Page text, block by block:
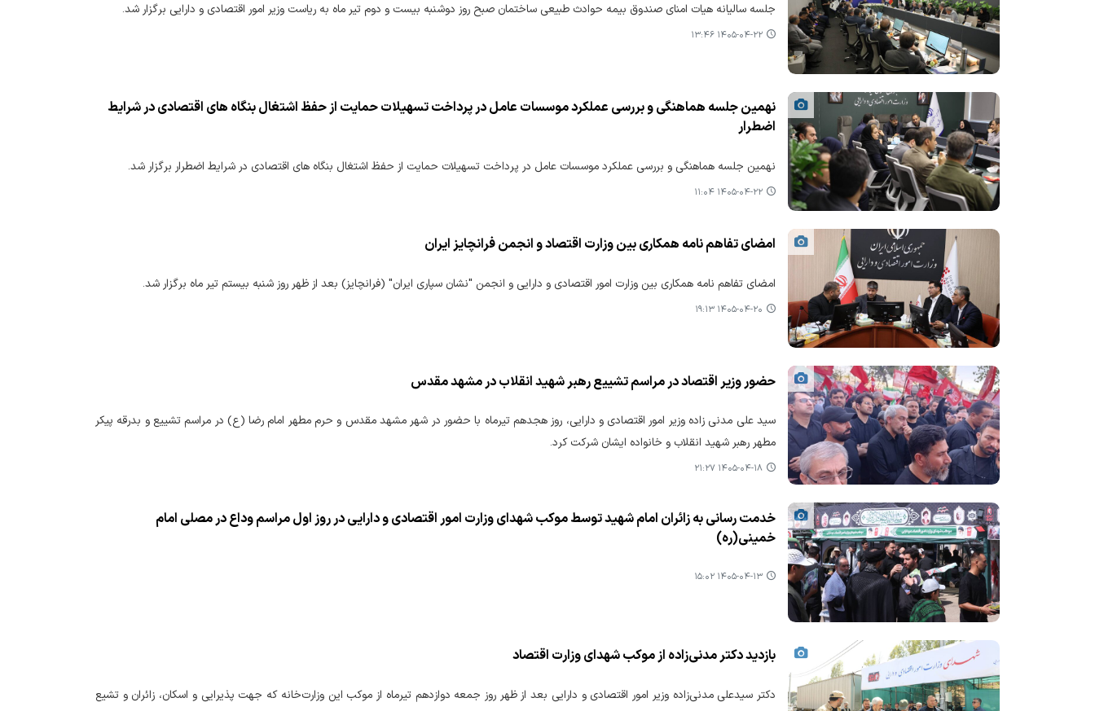
جلسه سالیانه هیات امنای صندوق بیمه حوادث طبیعی ساختمان صبح روز دوشنبه بیست و دوم تیر ماه به ریاست وزیر امور اقتصادی و دارایی برگزار شد.
۱۴۰۵-۰۴-۲۲ ۱۳:۴۶
نهمین جلسه هماهنگی و بررسی عملکرد موسسات عامل در پرداخت تسهیلات حمایت از حفظ اشتغال بنگاه های اقتصادی در شرایط
اضطرار
نهمین جلسه هماهنگی و بررسی عملکرد موسسات عامل در پرداخت تسهیلات حمایت از حفظ اشتغال بنگاه های اقتصادی در شرایط اضطرار برگزار شد.
۱۴۰۵-۰۴-۲۲ ۱۱:۰۴
امضای تفاهم نامه همکاری بین وزارت اقتصاد و انجمن فرانچایز ایران
امضای تفاهم نامه همکاری بین وزارت امور اقتصادی و دارایی و انجمن "نشان سپاری ایران" (فرانچایز) بعد از ظهر روز شنبه بیستم تیر ماه برگزار شد.
۱۴۰۵-۰۴-۲۰ ۱۹:۱۳
حضور وزیر اقتصاد در مراسم تشییع رهبر شهید انقلاب در مشهد مقدس
سید علی مدنی زاده وزیر امور اقتصادی و دارایی، روز هجدهم تیرماه با حضور در شهر مشهد مقدس و حرم مطهر امام رضا (ع) در مراسم تشییع و بدرقه پیکر
مطهر رهبر شهید انقلاب و خانواده ایشان شرکت کرد.
۱۴۰۵-۰۴-۱۸ ۲۱:۲۷
خدمت رسانی به زائران امام شهید توسط موکب شهدای وزارت امور اقتصادی و دارایی در روز اول مراسم وداع در مصلی امام
خمینی(ره)
۱۴۰۵-۰۴-۱۳ ۱۵:۰۲
بازدید دکتر مدنی‌زاده از موکب شهدای وزارت اقتصاد
دکتر سیدعلی‌ مدنی‌زاده وزیر امور اقتصادی و دارایی بعد از ظهر روز جمعه دوازدهم تیرماه از موکب این وزارت‌خانه که جهت پذیرایی و اسکان، زائران و تشیع